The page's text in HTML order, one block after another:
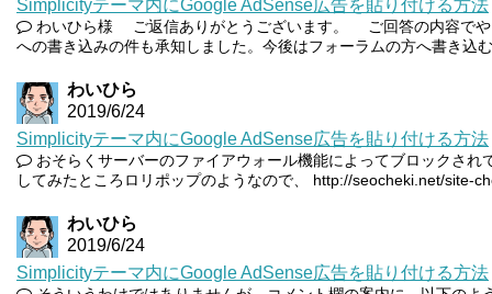
Simplicityテーマ内にGoogle AdSense広告を貼り付ける方法
わいひら様 ご返信ありがとうございます。 ご回答の内容で
への書き込みの件も承知しました。今後はフォーラムの方へ書き込
わいひら
2019/6/24
Simplicityテーマ内にGoogle AdSense広告を貼り付ける方法
おそらくサーバーのファイアウォール機能によってブロックさ
してみたところロリポップのようなので、 http://seocheki.net/site-
わいひら
2019/6/24
Simplicityテーマ内にGoogle AdSense広告を貼り付ける方法